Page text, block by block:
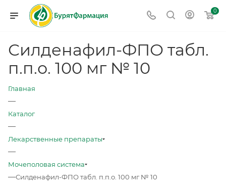
0
Силденафил-ФПО табл.
п.п.о. 100 мг № 10
Главная
—
Каталог
—
Лекарственные препараты
—
Мочеполовая система
—Силденафил-ФПО табл. п.п.о. 100 мг № 10